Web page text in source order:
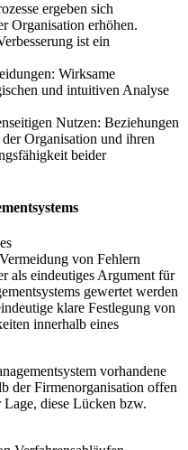
ergeben sich
Organisation erhöhen.
ist ein
Wirksame
und intuitiven Analyse
Nutzen: Beziehungen
Organisation und ihren
beider
von Fehlern
als eindeutiges Argument für
gewertet werden
klare Festlegung von
innerhalb eines
vorhandene
der Firmenorganisation offen
diese Lücken bzw.